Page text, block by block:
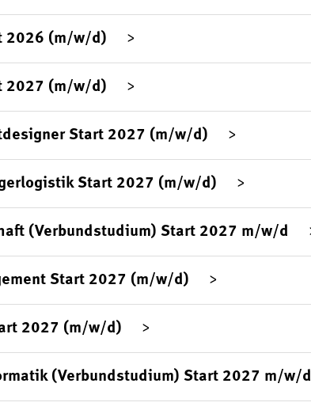
2026 (m/w/d)
2027 (m/w/d)
Start 2027 (m/w/d)
Start 2027 (m/w/d)
(Verbundstudium) Start 2027 m/w/d
Start 2027 (m/w/d)
2027 (m/w/d)
(Verbundstudium) Start 2027 m/w/d